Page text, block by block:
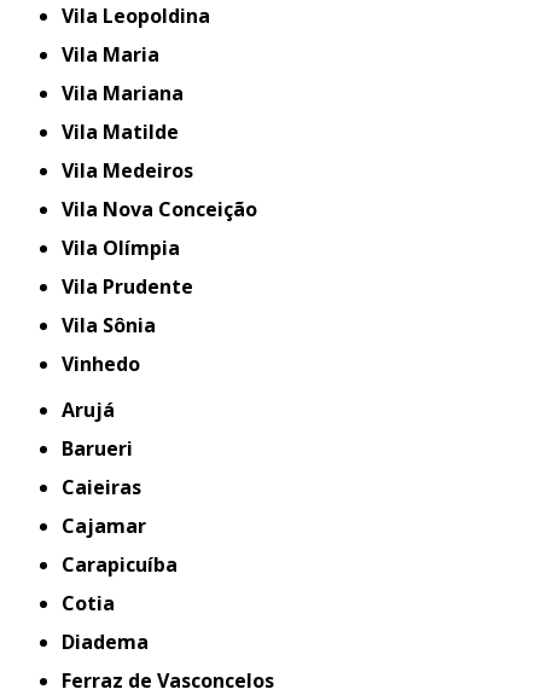
Vila Leopoldina
Vila Maria
Vila Mariana
Vila Matilde
Vila Medeiros
Vila Nova Conceição
Vila Olímpia
Vila Prudente
Vila Sônia
Vinhedo
Arujá
Barueri
Caieiras
Cajamar
Carapicuíba
Cotia
Diadema
Ferraz de Vasconcelos